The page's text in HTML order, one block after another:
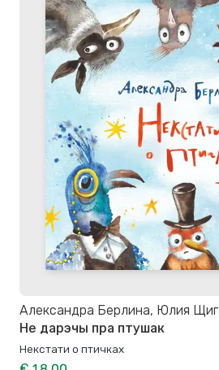
Александра Берлина, Юлия
Не дарэчы пра птушак
Некстати о птичках